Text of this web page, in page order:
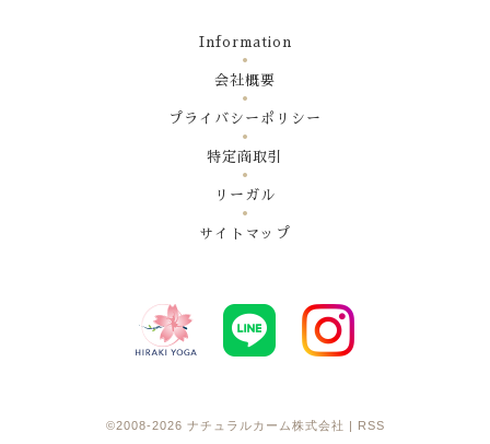
Information
会社概要
プライバシーポリシー
特定商取引
リーガル
サイトマップ
©2008-2026 ナチュラルカーム株式会社 RSS